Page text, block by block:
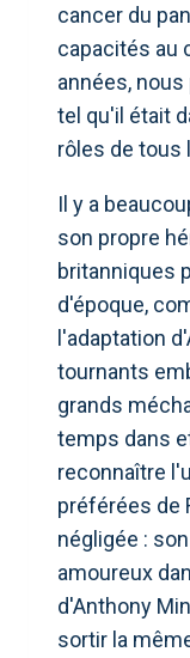
cancer du
capacités au
années,
tel qu'il était
rôles de tous
Il y a
son propre
britanniques
d'époque,
l'adaptation
tournants
grands
temps dans
reconnaître
préférées de
négligée :
amoureux
d'Anthony
sortir la